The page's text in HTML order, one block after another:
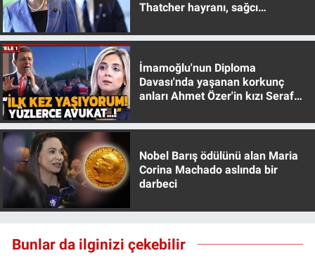
Thatcher hayranı, sağcı
İmamoğlu'nun Diploma
Davası'nda yaşanan korkunç
anları Ahmet Özer'in kızı Seraf
Nobel Barış ödülünü alan Maria
Corina Machado aslında bir
darbeci
Bunlar da ilginizi çekebilir